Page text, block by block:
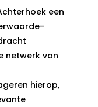
een
netwerk van
hierop,